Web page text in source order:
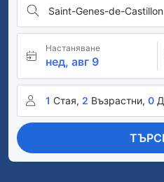
Saint-Genes-de-Castillon
Настаняване
нед, авг 9
1 Стая, 2 Възрастни, 0